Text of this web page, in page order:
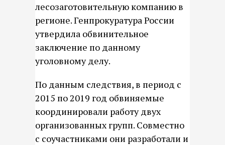
лесозаготовительную компанию в
регионе. Генпрокуратура России
утвердила обвинительное
заключение по данному
уголовному делу.
По данным следствия, в период с
2015 по 2019 год обвиняемые
координировали работу двух
организованных групп. Совместно
с соучастниками они разработали и